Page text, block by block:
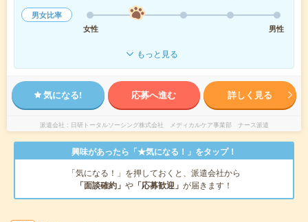
男女比率
女性
男性
もっと見る
気になる! 応募へ進む 詳しく見る
派遣会社 日研トータルソーシング株式会社 メディカルケア事業部 ナース派遣
興味があったら「★気になる！」をタップ！
「気になる！」を押しておくと、派遣会社から
「面談確約」 や 「応募歓迎」 が届きます！